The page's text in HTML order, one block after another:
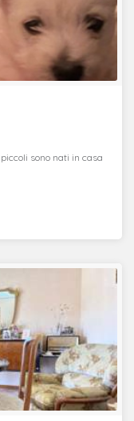
sono nati in casa